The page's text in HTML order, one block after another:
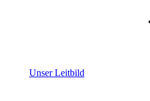
Unser Leitbild